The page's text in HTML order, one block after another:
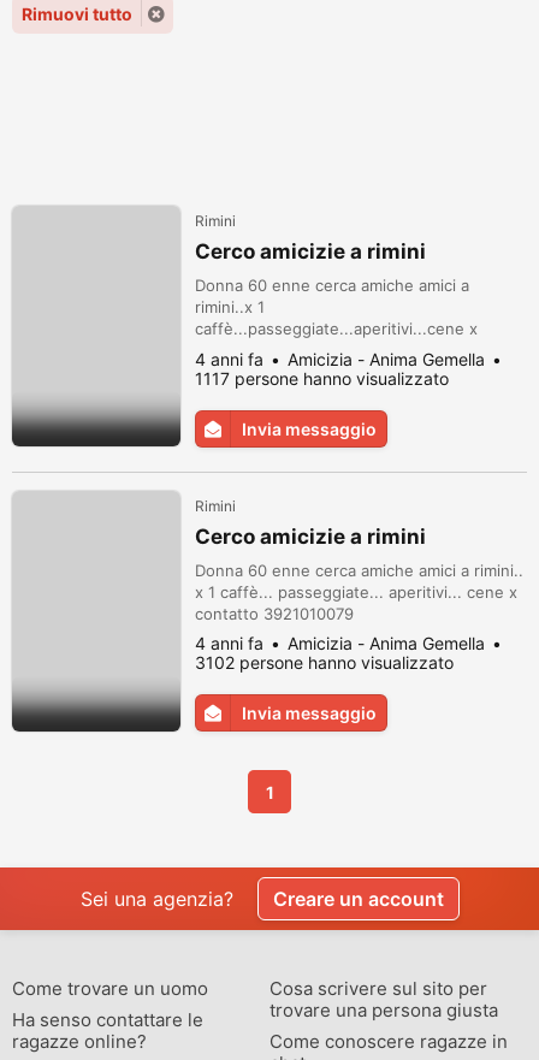
Rimuovi tutto
Rimini
Cerco amicizie a rimini
Donna 60 enne cerca amiche amici a
rimini..x 1
caffè...passeggiate...aperitivi...cene x
contatto 3921010079
4 anni fa
Amicizia - Anima Gemella
1117 persone hanno visualizzato
Invia messaggio
Rimini
Cerco amicizie a rimini
Donna 60 enne cerca amiche amici a rimini..
x 1 caffè... passeggiate... aperitivi... cene x
contatto 3921010079
4 anni fa
Amicizia - Anima Gemella
3102 persone hanno visualizzato
Invia messaggio
1
Sei una agenzia? Creare un account
Come trovare un uomo
Ha senso contattare le
ragazze online?
Cosa scrivere sul sito per
trovare una persona giusta
Come conoscere ragazze in